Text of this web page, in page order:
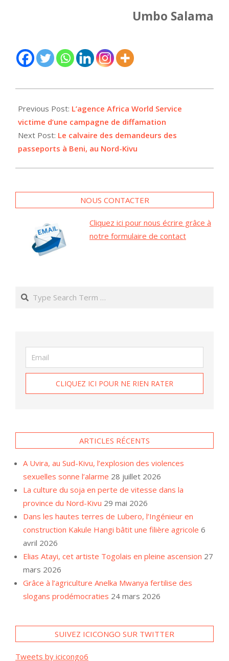
Umbo Salama
11-
27
Previous Post: L’agence Africa World Service
victime d’une campagne de diffamation
Next Post: Le calvaire des demandeurs des
passeports à Beni, au Nord-Kivu
NOUS CONTACTER
Cliquez ici pour nous écrire grâce à
notre formulaire de contact
Search
ARTICLES RÉCENTS
A Uvira, au Sud-Kivu, l’explosion des violences
sexuelles sonne l’alarme 28 juillet 2026
La culture du soja en perte de vitesse dans la
province du Nord-Kivu 29 mai 2026
Dans les hautes terres de Lubero, l’Ingénieur en
construction Kakule Hangi bâtit une filière agricole 6
avril 2026
Elias Atayi, cet artiste Togolais en pleine ascension 27
mars 2026
Grâce à l’agriculture Anelka Mwanya fertilise des
slogans prodémocraties 24 mars 2026
SUIVEZ ICICONGO SUR TWITTER
Tweets by icicongo6